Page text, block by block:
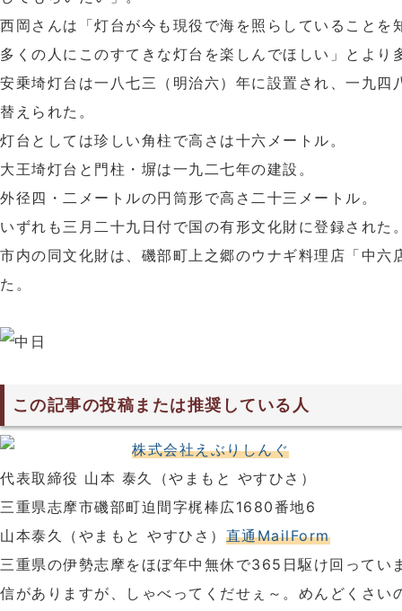
西岡さんは「灯台が今も現役で海を照らしていることを
多くの人にこのすてきな灯台を楽しんでほしい」とより
安乗埼灯台は一八七三（明治六）年に設置され、一九四
替えられた。
灯台としては珍しい角柱で高さは十六メートル。
大王埼灯台と門柱・塀は一九二七年の建設。
外径四・二メートルの円筒形で高さ二十三メートル。
いずれも三月二十九日付で国の有形文化財に登録された
市内の同文化財は、磯部町上之郷のウナギ料理店「中六
た。
この記事の投稿または推奨している人
株式会社えぶりしんぐ
代表取締役 山本 泰久（やまもと やすひさ）
三重県志摩市磯部町迫間字梶棒広1680番地6
山本泰久（やまもと やすひさ） 直通MailForm
三重県の伊勢志摩をほぼ年中無休で365日駆け回ってい
信がありますが、しゃべってくだせぇ～。めんどくさい